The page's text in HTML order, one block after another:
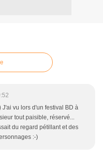
vu lors d'un festival BD à
tout paisible, réservé...
du regard pétillant et des
:-)